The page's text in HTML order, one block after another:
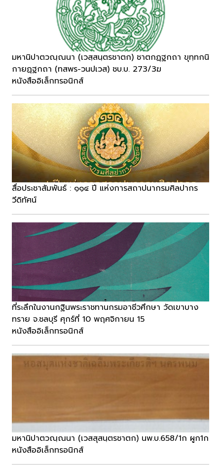
มหานิปาตวณฺณนา (เวสฺสนฺตรชาตก) ชาตกฏฺฐกถา ขุทฺทกนิ
กายฏฺฐกถา (ทสพร-วนปเวส) ชบ.บ. 273/3ฆ
หนังสืออิเล็กทรอนิกส์
สื่อประชาสัมพันธ์ : ๑๑๔ ปี แห่งการสถาปนากรมศิลปากร
วีดิทัศน์
ที่ระลึกในงานกฐินพระราชทานกรมอาชีวศึกษา วัดเขาบาง
ทราย จ.ชลบุรี ศุกร์ที่ 10 พฤศจิกายน 15
หนังสืออิเล็กทรอนิกส์
มหานิปาตวณฺณนา (เวสสุสนฺตรชาตก) นพ.บ.658/1ก ผูก1ก
หนังสืออิเล็กทรอนิกส์